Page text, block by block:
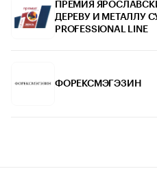
ПРЕМИЯ
ДЕРЕВУ И МЕТАЛЛУ
PROFESSIONAL LINE
ФОРЕКСМЭГЭЗИН